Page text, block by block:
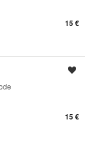
15 €
15 €